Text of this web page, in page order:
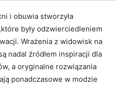
i obuwia stworzyła
były odzwierciedleniem
Wrażenia z widowisk na
nadal źródłem inspiracji dla
a oryginalne rozwiązania
ponadczasowe w modzie